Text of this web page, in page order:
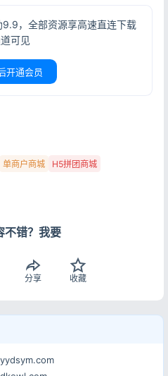
，全部资源享高速直连下载
可见
开通会员
单商户商城
H5拼团商城
不错？我要
分享 收藏